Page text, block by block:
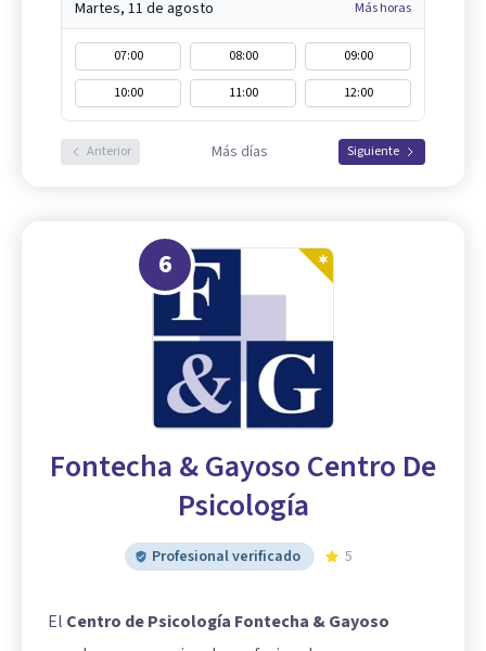
Martes, 11 de agosto Más horas
07:00 08:00
09:00
10:00
11:00 12:00
Anterior Más días Siguiente
6
Fontecha & Gayoso Centro De
Psicología
Profesional verificado 5
El Centro de Psicología Fontecha & Gayoso